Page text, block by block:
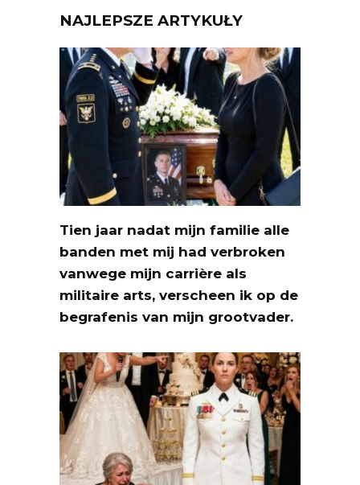
NAJLEPSZE ARTYKUŁY
Tien jaar nadat mijn familie alle
banden met mij had verbroken
vanwege mijn carrière als
militaire arts, verscheen ik op de
begrafenis van mijn grootvader.